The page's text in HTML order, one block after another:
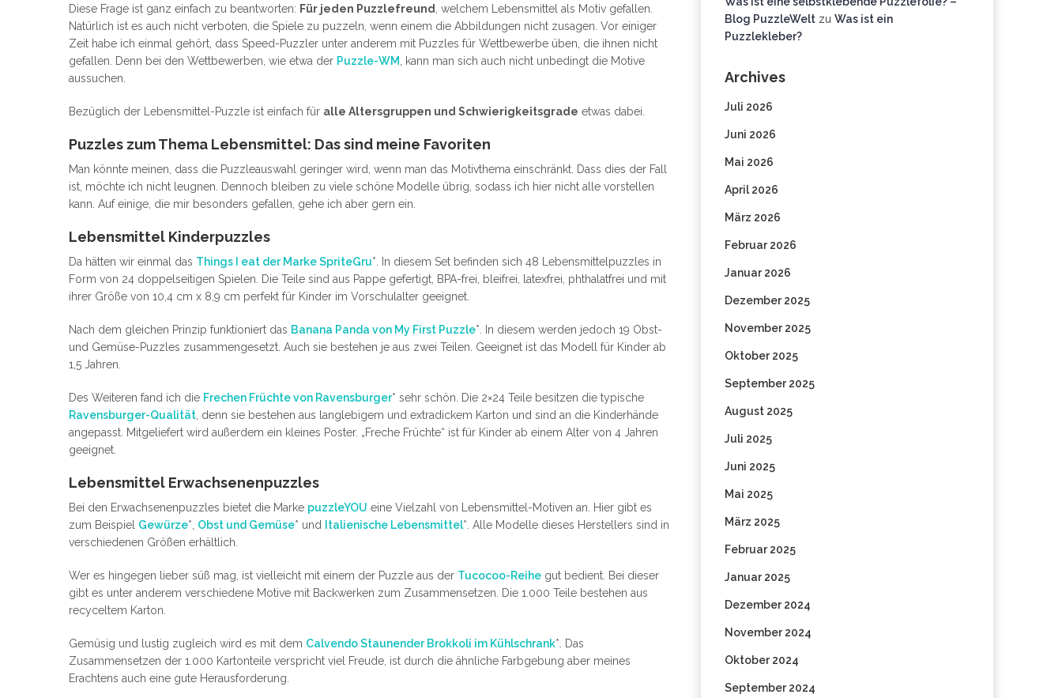
Diese Frage ist ganz einfach zu beantworten: Für jeden Puzzlefreund
, welchem Lebensmittel als Motiv gefallen.
Natürlich ist es auch nicht verboten, die Spiele zu puzzeln, wenn einem die Abbildungen nicht zusagen. Vor einiger
Zeit habe ich einmal gehört, dass Speed-Puzzler unter anderem mit Puzzles für Wettbewerbe üben, die ihnen nicht
gefallen. Denn bei den Wettbewerben, wie etwa der Puzzle-WM
, kann man sich auch nicht unbedingt die Motive
aussuchen.
Bezüglich der Lebensmittel-Puzzle ist einfach für alle Altersgruppen und Schwierigkeitsgrade etwas dabei.
Puzzles zum Thema Lebensmittel: Das sind meine Favoriten
Man könnte meinen, dass die Puzzleauswahl geringer wird, wenn man das Motivthema einschränkt. Dass dies der Fall
ist, möchte ich nicht leugnen. Dennoch bleiben zu viele schöne Modelle übrig, sodass ich hier nicht alle vorstellen
kann. Auf einige, die mir besonders gefallen, gehe ich aber gern ein.
Lebensmittel Kinderpuzzles
Da hätten wir einmal das Things I eat der Marke SpriteGru*. In diesem Set befinden sich 48 Lebensmittelpuzzles in
Form von 24 doppelseitigen Spielen. Die Teile sind aus Pappe gefertigt, BPA-frei, bleifrei, latexfrei, phthalatfrei und mit
ihrer Größe von 10,4 cm x 8,9 cm perfekt für Kinder im Vorschulalter geeignet.
Nach dem gleichen Prinzip funktioniert das Banana Panda von My First Puzzle*. In diesem werden jedoch 19 Obst-
und Gemüse-Puzzles zusammengesetzt. Auch sie bestehen je aus zwei Teilen. Geeignet ist das Modell für Kinder ab
1,5 Jahren.
Des Weiteren fand ich die Frechen Früchte von Ravensburger* sehr schön. Die 2×24 Teile besitzen die typische
Ravensburger-Qualität , denn sie bestehen aus langlebigem und extradickem Karton und sind an die Kinderhände
angepasst. Mitgeliefert wird außerdem ein kleines Poster. „Freche Früchte“ ist für Kinder ab einem Alter von 4 Jahren
geeignet.
Lebensmittel Erwachsenenpuzzles
Bei den Erwachsenenpuzzles bietet die Marke puzzleYOU eine Vielzahl von Lebensmittel-Motiven an. Hier gibt es
zum Beispiel Gewürze*, Obst und Gemüse* und Italienische Lebensmittel*. Alle Modelle dieses Herstellers sind in
verschiedenen Größen erhältlich.
Wer es hingegen lieber süß mag, ist vielleicht mit einem der Puzzle aus der Tucocoo-Reihe gut bedient. Bei dieser
gibt es unter anderem verschiedene Motive mit Backwerken zum Zusammensetzen. Die 1.000 Teile bestehen aus
recyceltem Karton.
Gemüsig und lustig zugleich wird es mit dem Calvendo Staunender Brokkoli im Kühlschrank*. Das
Zusammensetzen der 1.000 Kartonteile verspricht viel Freude, ist durch die ähnliche Farbgebung aber meines
Erachtens auch eine gute Herausforderung.
Blog PuzzleWelt zu Was ist ein
Puzzlekleber?
Archives
Juli 2026
Juni 2026
Mai 2026
April 2026
März 2026
Februar 2026
Januar 2026
Dezember 2025
November 2025
Oktober 2025
September 2025
August 2025
Juli 2025
Juni 2025
Mai 2025
März 2025
Februar 2025
Januar 2025
Dezember 2024
November 2024
Oktober 2024
September 2024